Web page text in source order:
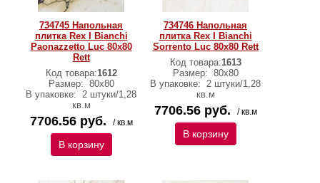
734745 Напольная
плитка Rex I Bianchi
Paonazzetto Luc 80x80
Rett
Код товара:1612
Размер: 80x80
В упаковке: 2 штуки/1,28
кв.м
7706.56 руб. / кв.м
В корзину
734746 Напольная
плитка Rex I Bianchi
Sorrento Luc 80x80 Rett
Код товара:1613
Размер: 80x80
В упаковке: 2 штуки/1,28
кв.м
7706.56 руб. / кв.м
В корзину